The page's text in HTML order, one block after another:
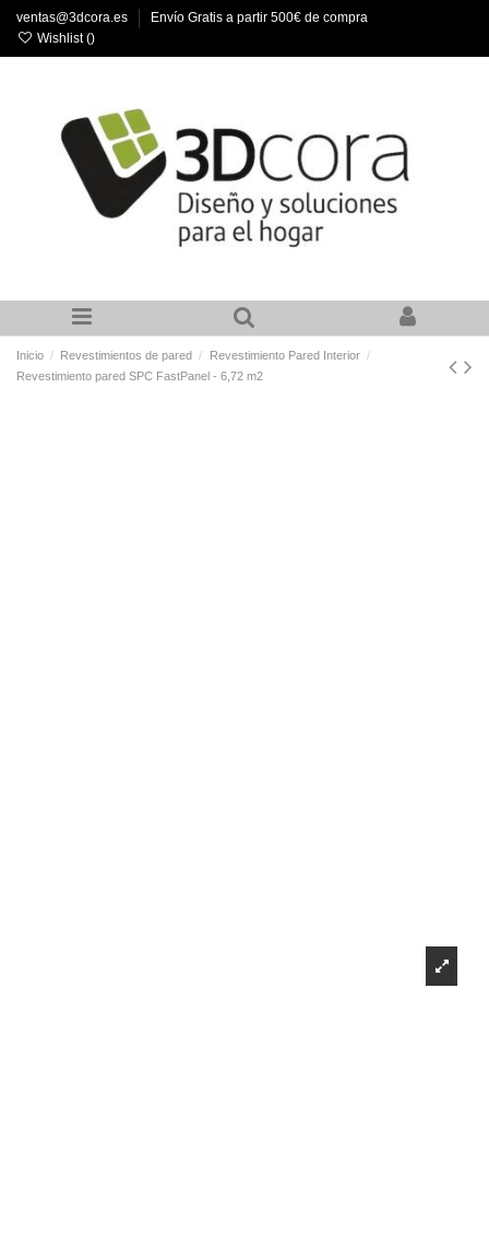
ventas@3dcora.es
Envío Gratis a partir 500€ de compra
Wishlist ()
Inicio Revestimientos de pared
Revestimiento Pared Interior
Revestimiento pared SPC FastPanel - 6,72 m2